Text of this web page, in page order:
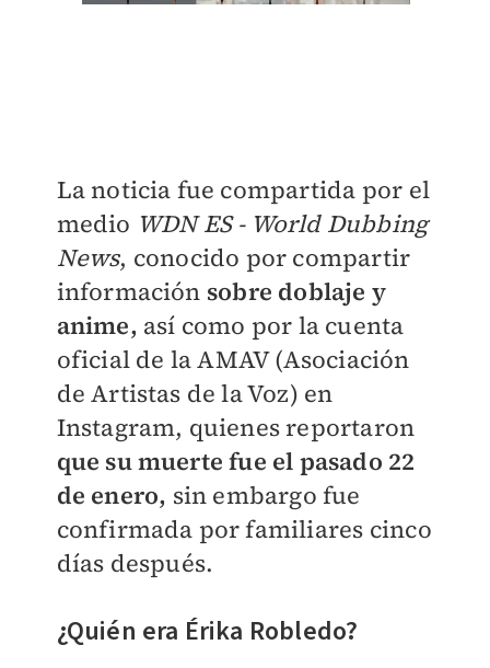
La noticia fue compartida por el
medio WDN ES - World Dubbing
News, conocido por compartir
información sobre doblaje y
anime, así como por la cuenta
oficial de laAMAV (Asociación
de Artistas de la Voz) en
Instagram, quienes reportaron
que su muerte fue el pasado 22
de enero, sin embargo fue
confirmada por familiares cinco
días después.
¿Quién era Érika Robledo?